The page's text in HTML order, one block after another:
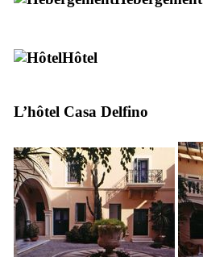
Hôtel
L’hôtel Casa Delfino